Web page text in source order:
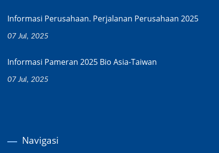
Informasi Perusahaan. Perjalanan Perusahaan 2025
07 Jul, 2025
Informasi Pameran 2025 Bio Asia-Taiwan
07 Jul, 2025
Navigasi